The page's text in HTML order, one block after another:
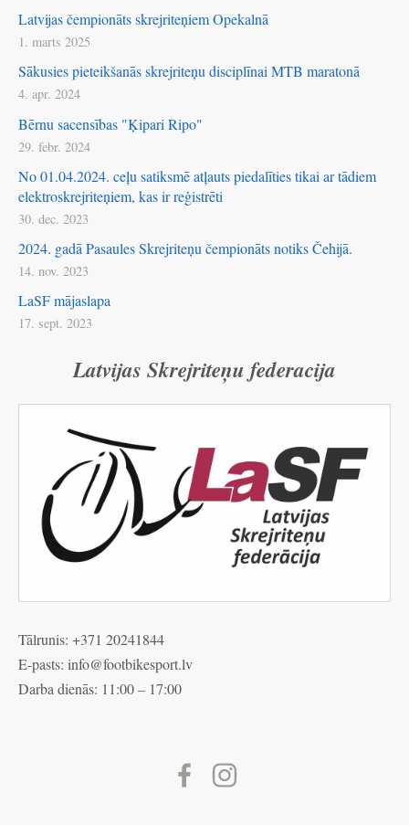
Latvijas čempionāts skrejriteņiem Opekalnā
1. marts 2025
Sākusies pieteikšanās skrejriteņu disciplīnai MTB maratonā
4. apr. 2024
Bērnu sacensības "Ķipari Ripo"
29. febr. 2024
No 01.04.2024. ceļu satiksmē atļauts piedalīties tikai ar tādiem
elektroskrejriteņiem, kas ir reģistrēti
30. dec. 2023
2024. gadā Pasaules Skrejriteņu čempionāts notiks Čehijā.
14. nov. 2023
LaSF mājaslapa
17. sept. 2023
Latvijas Skrejriteņu federacija
Tālrunis: +371 20241844
E-pasts: info@footbikesport.lv
Darba dienās: 11:00 – 17:00